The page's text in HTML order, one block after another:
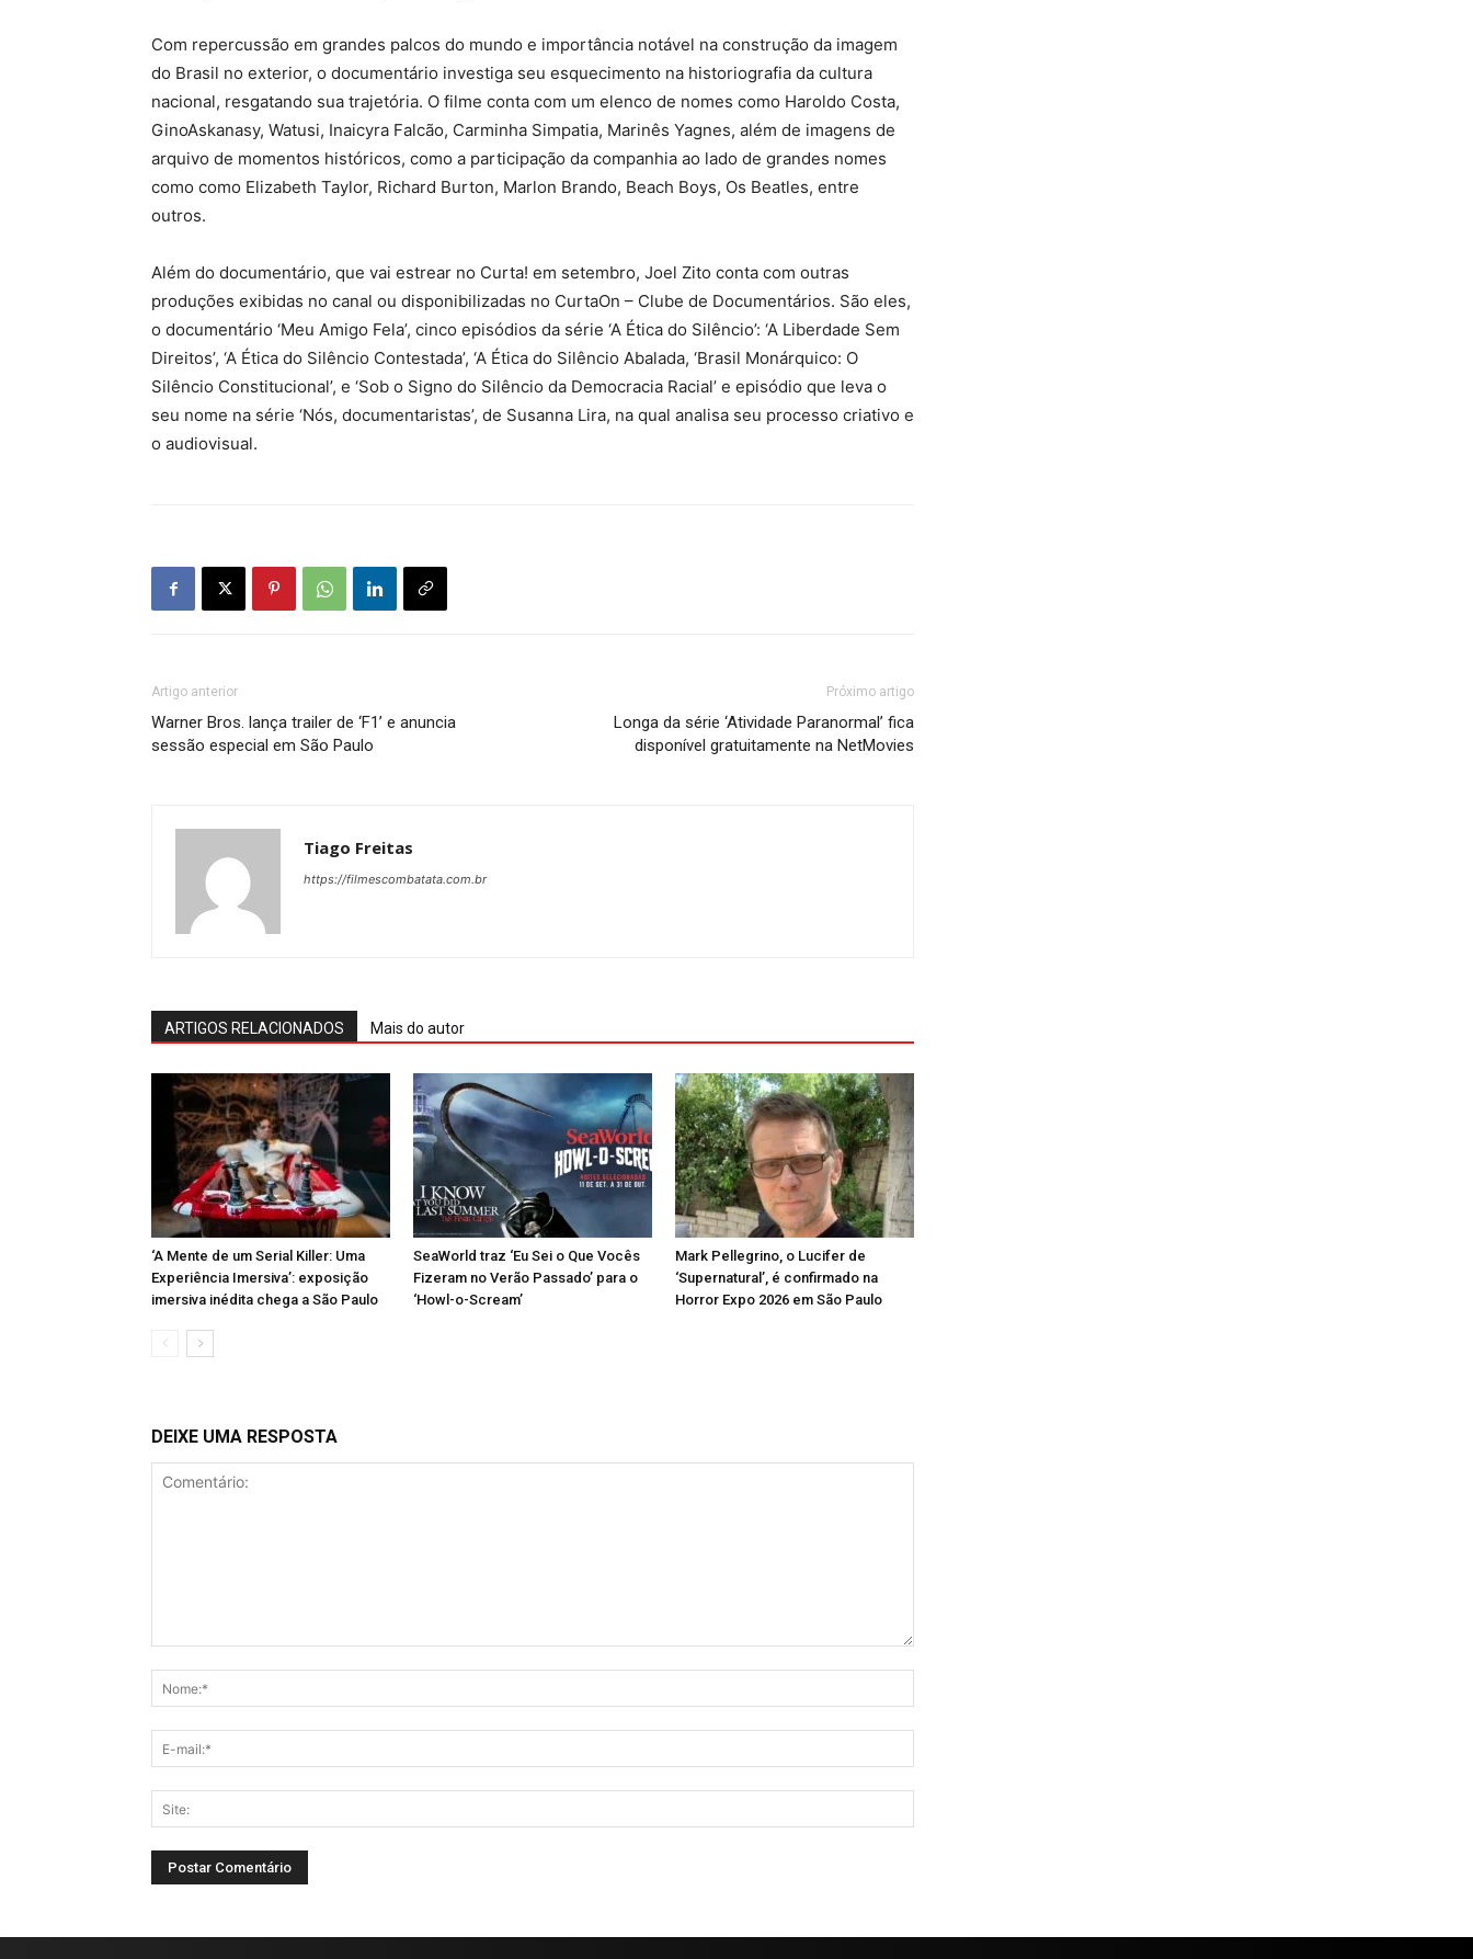
Com repercussão em grandes palcos do mundo e importância notável na construção da imagem
do Brasil no exterior, o documentário investiga seu esquecimento na historiografia da cultura
nacional, resgatando sua trajetória. O filme conta com um elenco de nomes como Haroldo Costa,
GinoAskanasy, Watusi, Inaicyra Falcão, Carminha Simpatia, Marinês Yagnes, além de imagens de
arquivo de momentos históricos, como a participação da companhia ao lado de grandes nomes
como como Elizabeth Taylor, Richard Burton, Marlon Brando, Beach Boys, Os Beatles, entre
outros.
Além do documentário, que vai estrear no Curta! em setembro, Joel Zito conta com outras
produções exibidas no canal ou disponibilizadas no CurtaOn – Clube de Documentários. São eles,
o documentário ‘Meu Amigo Fela’, cinco episódios da série ‘A Ética do Silêncio’: ‘A Liberdade Sem
Direitos’, ‘A Ética do Silêncio Contestada’, ‘A Ética do Silêncio Abalada, ‘Brasil Monárquico: O
Silêncio Constitucional’, e ‘Sob o Signo do Silêncio da Democracia Racial’ e episódio que leva o
seu nome na série ‘Nós, documentaristas’, de Susanna Lira, na qual analisa seu processo criativo e
o audiovisual.
Artigo anterior
Warner Bros. lança trailer de ‘F1’ e anuncia
sessão especial em São Paulo
Próximo artigo
Longa da série ‘Atividade Paranormal’ fica
disponível gratuitamente na NetMovies
Tiago Freitas
https://filmescombatata.com.br
ARTIGOS RELACIONADOS Mais do autor
‘A Mente de um Serial Killer: Uma
Experiência Imersiva’: exposição
imersiva inédita chega a São Paulo
SeaWorld traz ‘Eu Sei o Que Vocês
Fizeram no Verão Passado’ para o
‘Howl-o-Scream’
Mark Pellegrino, o Lucifer de
‘Supernatural’, é confirmado na
Horror Expo 2026 em São Paulo
DEIXE UMA RESPOSTA